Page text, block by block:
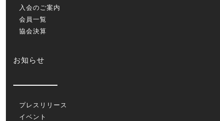
入会のご案内
会員一覧
協会決算
お知らせ
プレスリリース
イベント